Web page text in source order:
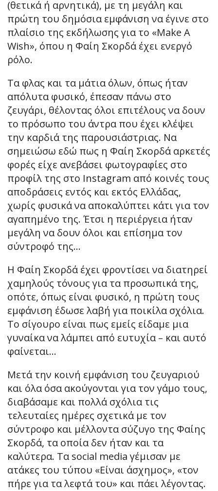
(θετικά ή αρνητικά), με τη μεγάλη και
πρώτη του δημόσια εμφάνιση να έγινε στο
πλαίσιο της εκδήλωσης για το «Μake A
Wish», όπου η Φαίη Σκορδά έχει ενεργό
ρόλο.
Τα φλας και τα μάτια όλων, όπως ήταν
απόλυτα φυσικό, έπεσαν πάνω στο
ζευγάρι, θέλοντας όλοι επιτέλους να δουν
το πρόσωπο του άντρα που έχει κλέψει
την καρδιά της παρουσιάστριας. Να
σημειώσω εδώ πως η Φαίη Σκορδά αρκετές
φορές είχε ανεβάσει φωτογραφίες στο
προφίλ της στο Instagram από κοινές τους
αποδράσεις εντός και εκτός Ελλάδας,
χωρίς φυσικά να αποκαλύπτει κάτι για τον
αγαπημένο της. Έτσι η περιέργεια ήταν
μεγάλη να δουν όλοι και επίσημα τον
σύντροφό της…
Η Φαίη Σκορδά έχει φροντίσει να διατηρεί
χαμηλούς τόνους για τα προσωπικά της,
οπότε, όπως είναι φυσικό, η πρώτη τους
εμφάνιση έδωσε λαβή για ποικίλα σχόλια.
Το σίγουρο είναι πως εμείς είδαμε μια
γυναίκα να λάμπει από ευτυχία – και αυτό
φαίνεται…
Μετά την κοινή εμφάνιση του ζευγαριού
και όλα όσα ακούγονται για τον γάμο τους,
διαβάσαμε και πολλά σχόλια τις
τελευταίες ημέρες σχετικά με τον
σύντροφο και μέλλοντα σύζυγο της Φαίης
Σκορδά, τα οποία δεν ήταν και τα
καλύτερα. Τα social media γέμισαν με
ατάκες του τύπου «Είναι άσχημος», «τον
πήρε για τα λεφτά του» και πάει λέγοντας.